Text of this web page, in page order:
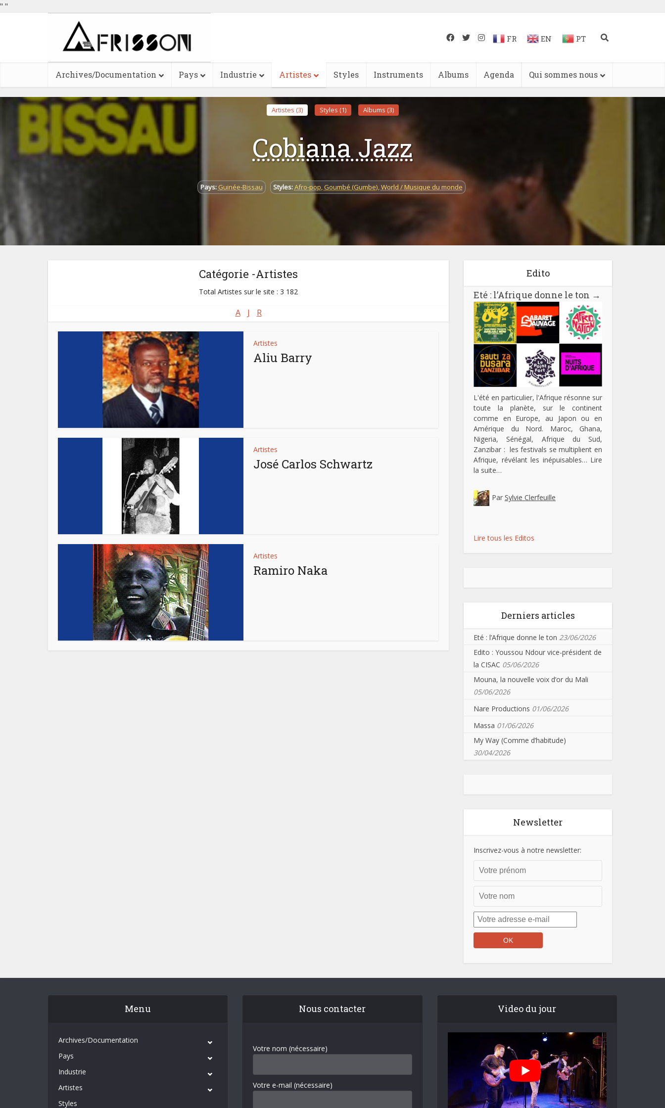
" "
FR EN PT
Archives/Documentation Pays Industrie Artistes Styles Instruments Albums Agenda Qui sommes nous
Artistes (3) Styles (1) Albums (3)
Cobiana Jazz
Pays: Guinée-Bissau Styles:Afro-pop,Goumbé (Gumbe),World / Musique du monde
Catégorie -Artistes
Total Artistes sur le site : 3 182
A J R
Artistes
Aliu Barry
Artistes
José Carlos Schwartz
Artistes
Ramiro Naka
Edito
Eté : l’Afrique donne le ton →
L'été en particulier, l'Afrique résonne sur
toute la planète, sur le continent
comme en Europe, au Japon ou en
Amérique du Nord. Maroc, Ghana,
Nigeria, Sénégal, Afrique du Sud,
Zanzibar : les festivals se multiplient en
Afrique, révélant les inépuisables… Lire
la suite…
Par Sylvie Clerfeuille
Lire tous les Editos
Derniers articles
Eté : l’Afrique donne le ton 23/06/2026
Edito : Youssou Ndour vice-président de
la CISAC 05/06/2026
Mouna, la nouvelle voix d’or du Mali
05/06/2026
Nare Productions 01/06/2026
Massa 01/06/2026
My Way (Comme d’habitude)
30/04/2026
Newsletter
Inscrivez-vous à notre newsletter:
Menu
Archives/Documentation
Pays
Industrie
Artistes
Styles
Nous contacter
Votre nom (nécessaire)
Votre e-mail (nécessaire)
Video du jour